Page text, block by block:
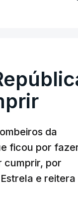
da
ficou por
cumprir, por
e reitera